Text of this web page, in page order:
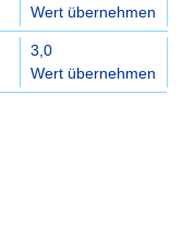
Wert übernehmen
3,0
Wert übernehmen